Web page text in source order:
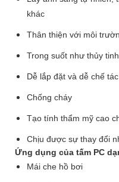
khác
Thân thiện với môi
Trong suốt như thủy tinh
Dễ lắp đặt và dễ chế tác
Chống cháy
Tạo tính thẩm mỹ cao
Chịu được sự thay đổi
Ứng dụng của tấm PC
Mái che hồ bơi